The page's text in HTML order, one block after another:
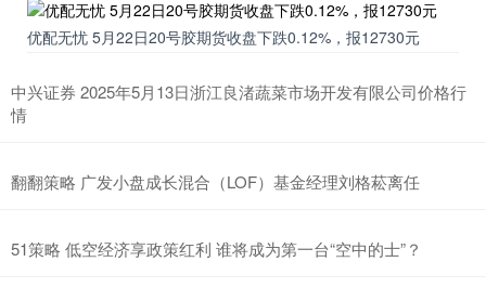
优配无忧 5月22日20号胶期货收盘下跌0.12%，报12730元
中兴证券 2025年5月13日浙江良渚蔬菜市场开发有限公司价格行
情
翻翻策略 广发小盘成长混合（LOF）基金经理刘格菘离任
51策略 低空经济享政策红利 谁将成为第一台“空中的士”？